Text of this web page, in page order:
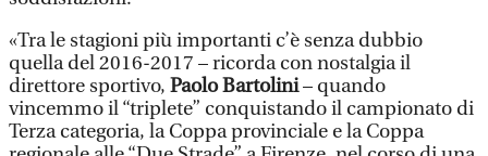
«Tra le stagioni più importanti c’è senza dubbio
quella del 2016-2017 – ricorda con nostalgia il
direttore sportivo, Paolo Bartolini– quando
vincemmo il “triplete” conquistando il campionato di
Terza categoria, la Coppa provinciale e la Coppa